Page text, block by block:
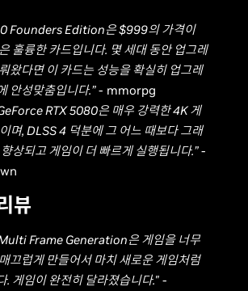
Founders Edition은 $999의 가격이
훌륭한 카드입니다. 몇 세대 동안 업그레
왔다면 이 카드는 성능을 확실히 업그레
안성맞춤입니다.”- mmorpg
RTX 5080은 매우 강력한 4K 게
며, DLSS 4 덕분에 그 어느 때보다 그래
상되고 게임이 더 빠르게 실행됩니다.”-
뷰
Frame Generation은 게임을 너무
끄럽게 만들어서 마치 새로운 게임처럼
. 게임이 완전히 달라졌습니다." -